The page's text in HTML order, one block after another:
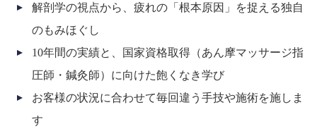
解剖学の視点から、疲れの「根本原因」を捉える独自
のもみほぐし
10年間の実績と、国家資格取得（あん摩マッサージ指
圧師・鍼灸師）に向けた飽くなき学び
お客様の状況に合わせて毎回違う手技や施術を施しま
す